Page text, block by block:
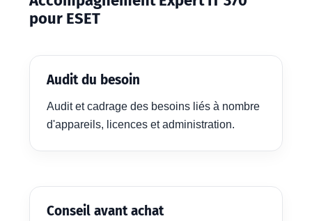
pour ESET
Audit du besoin
Audit et cadrage des besoins liés à nombre
d'appareils, licences et administration.
Conseil avant achat